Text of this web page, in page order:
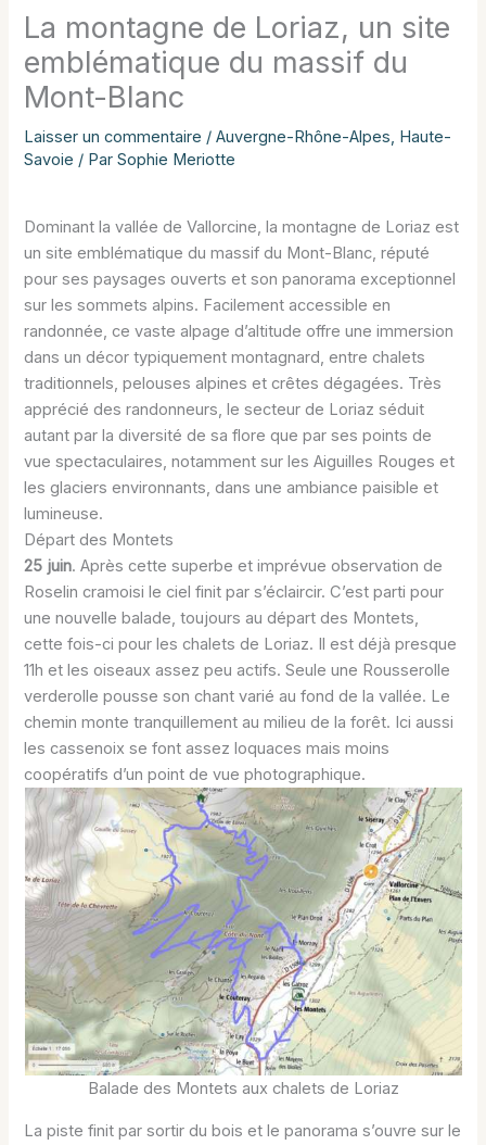
La montagne de Loriaz, un site
emblématique du massif du
Mont-Blanc
Laisser un commentaire /Auvergne-Rhône-Alpes, Haute-
Savoie / ParSophie Meriotte
Dominant la vallée de Vallorcine, la montagne de Loriaz est
un site emblématique du massif du Mont-Blanc, réputé
pour ses paysages ouverts et son panorama exceptionnel
sur les sommets alpins. Facilement accessible en
randonnée, ce vaste alpage d’altitude offre une immersion
dans un décor typiquement montagnard, entre chalets
traditionnels, pelouses alpines et crêtes dégagées. Très
apprécié des randonneurs, le secteur de Loriaz séduit
autant par la diversité de sa flore que par ses points de
vue spectaculaires, notamment sur les Aiguilles Rouges et
les glaciers environnants, dans une ambiance paisible et
lumineuse.
Départ des Montets
25 juin. Après cette superbe et imprévue observation de
Roselin cramoisi le ciel finit par s’éclaircir. C’est parti pour
une nouvelle balade, toujours au départ des Montets,
cette fois-ci pour les chalets de Loriaz. Il est déjà presque
11h et les oiseaux assez peu actifs. Seule une Rousserolle
verderolle pousse son chant varié au fond de la vallée. Le
chemin monte tranquillement au milieu de la forêt. Ici aussi
les cassenoix se font assez loquaces mais moins
coopératifs d’un point de vue photographique.
Balade des Montets aux chalets de Loriaz
La piste finit par sortir du bois et le panorama s’ouvre sur le